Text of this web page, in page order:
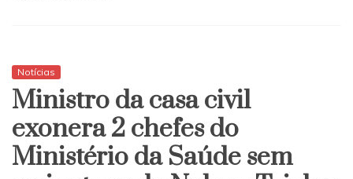
para
alunos
da
Rede
Municipal
Notícias
Ministro da casa civil
exonera 2 chefes do
Ministério da Saúde sem